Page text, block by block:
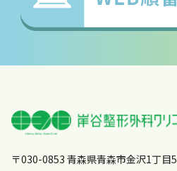
〒030-0853 青森県青森市金沢1丁目